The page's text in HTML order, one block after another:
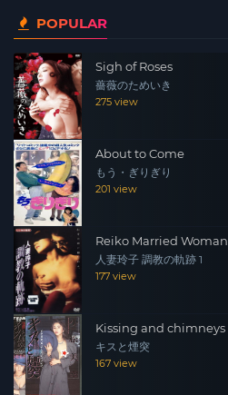
POPULAR
Sigh of Roses
薔薇のためいき
275 view
About to Come
もう・ぎりぎり
201 view
Reiko Married Woman
人妻玲子 調教の軌跡 1
177 view
Kissing and chimneys
キスと煙突
167 view